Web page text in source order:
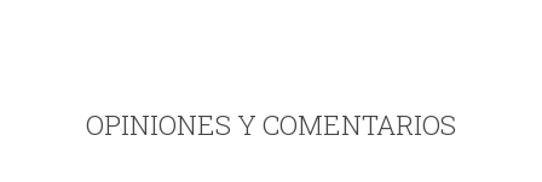
OPINIONES Y COMENTARIOS